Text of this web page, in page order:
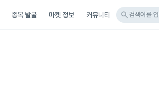
종목 발굴 마켓 정보 커뮤니티 search 검색어를